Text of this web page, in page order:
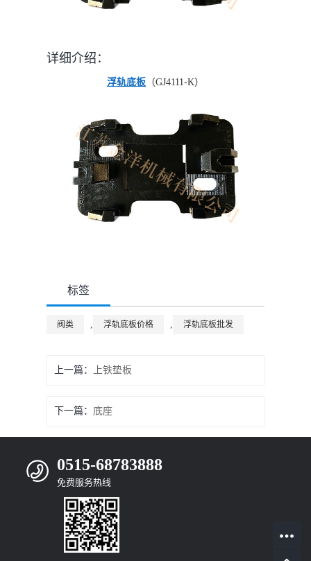
详细介绍：
浮轨底板 （GJ4111-K）
标签
阀类 , 浮轨底板价格 , 浮轨底板批发
上一篇： 上铁垫板
下一篇： 底座
0515-68783888
免费服务热线